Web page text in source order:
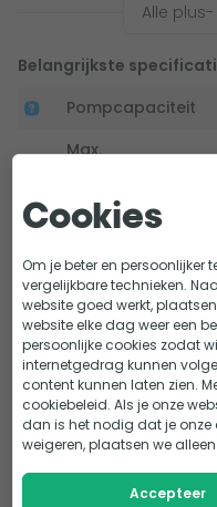
verbruik van de
22000 Vario is ligt het
krijg je een nog beter
Nat en droog op te
Met deze vijverpomp
beste bij jouw vijver
geschikt voor een
De pomp is niet
belangrijk deze altijd
Beschermd tegen
schakelt deze vanzelf uit
Alle
Belangrijkste
Pompcapaciteit
Max.
Wattage
Plaatsing
Max. inhoud
natuurvijver
Max. inhoud
visvijver
Max. inhoud
Bekijk
Handleiding en
AquaForte DM Vario
Cookies
Om je beter en persoonlijker
vergelijkbare technieken.
website goed werkt,
website elke dag weer een
persoonlijke cookies zodat
internetgedrag kunnen
content kunnen laten zien.
cookiebeleid. Als je onze
dan is het nodig dat je onze
weigeren, plaatsen we
Accepteer